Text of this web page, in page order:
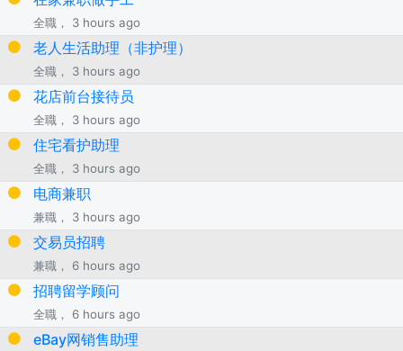
全職， 3 hours ago
老人生活助理（非护理）
全職， 3 hours ago
花店前台接待员
全職， 3 hours ago
住宅看护助理
全職， 3 hours ago
电商兼职
兼職， 3 hours ago
交易员招聘
兼職， 6 hours ago
招聘留学顾问
全職， 6 hours ago
eBay网销售助理